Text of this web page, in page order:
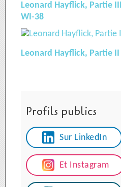
Leonard Hayflick, Partie
WI-38
Leonard Hayflick, Partie
Profils publics
Sur LinkedIn
Et Instagram